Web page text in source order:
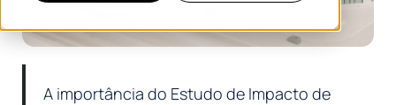
A importância do Estudo de Impacto de